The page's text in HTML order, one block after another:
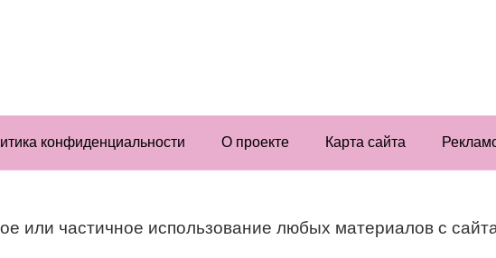
конфиденциальности О проекте Карта сайта
или частичное использование любых материалов с